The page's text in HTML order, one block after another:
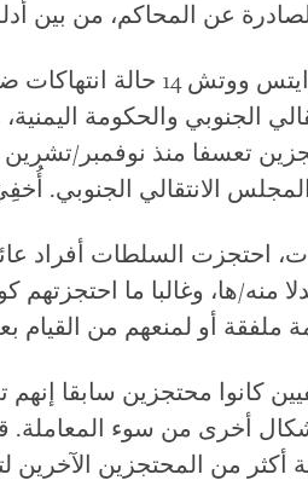
الصادرة عن المحاكم، من بين
وثّقت هيومن رايتس ووتش
الجنوبي والحكومة
الانتقالي الجنوبي.
احتجزت السلطات أفراد
منه/ها، وغالبا ما
ملفقة أو لمنعهم من القيام
كانوا محتجزين سابقا
أخرى من سوء المعاملة.
أكثر من المحتجزين الآخرين